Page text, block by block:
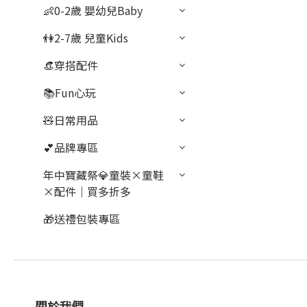
👶0-2歲 嬰幼兒Baby
👫2-7歲 兒童Kids
👒穿搭配件
📚Fun心玩
🧸日常用品
💕品牌專區
年中寶藏祭💎童裝×童鞋
×配件｜買多折多
🎁送禮包裝專區